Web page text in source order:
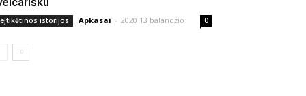
istorijos Apkasai - 2020 13 balandžio 0